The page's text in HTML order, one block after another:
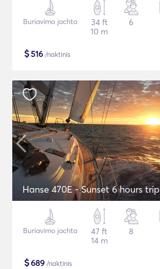
Buriavimo jachta
34 ft
10 m
6
$516 /naktinis
Hanse 470E - Sunset 6 hours trip
Buriavimo jachta
47 ft
14 m
8
$689 /naktinis